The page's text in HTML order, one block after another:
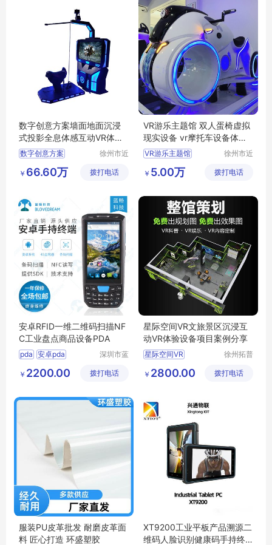
数字创意方案墙面地面沉浸
式投影全息体感互动VR体验
设备
数字创意方案
徐州市近
科技有限
￥ 66.60万 拨打电话
VR游乐主题馆 双人蛋椅虚拟
现实设备 vr摩托车设备体验
馆全套厂家
VR游乐主题馆
虚拟现实设备
徐州市近
科技有限
￥ 5.00万 拨打电话
安卓RFID一维二维码扫描NF
C工业盘点商品设备PDA
pda 安卓pda
深圳市蓝
限公司
￥ 2200.00 拨打电话
星际空间VR文旅景区沉浸互
动VR体验设备项目案例分享
星际空间VR
沉浸互动VR体验设备
徐州拓普
科技有限
￥ 2800.00 拨打电话
服装PU皮革批发 耐磨皮革面
料 匠心打造 环盛塑胶
XT9200工业平板产品溯源二
维码人脸识别健康码手持终